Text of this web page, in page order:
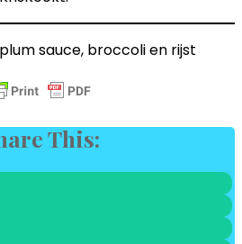
This: